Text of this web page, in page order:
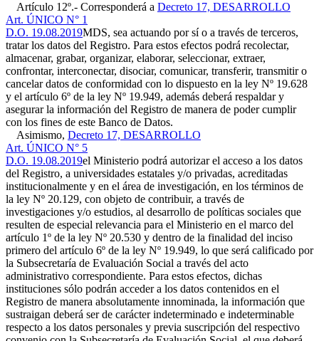
Artículo 12º.- Corresponderá a Decreto 17, DESARROLLO
Art. ÚNICO N° 1
D.O. 19.08.2019MDS, sea actuando por sí o a través de terceros,
tratar los datos del Registro. Para estos efectos podrá recolectar,
almacenar, grabar, organizar, elaborar, seleccionar, extraer,
confrontar, interconectar, disociar, comunicar, transferir, transmitir o
cancelar datos de conformidad con lo dispuesto en la ley Nº 19.628
y el artículo 6º de la ley Nº 19.949, además deberá respaldar y
asegurar la información del Registro de manera de poder cumplir
con los fines de este Banco de Datos.
Asimismo, Decreto 17, DESARROLLO
Art. ÚNICO N° 5
D.O. 19.08.2019el Ministerio podrá autorizar el acceso a los datos
del Registro, a universidades estatales y/o privadas, acreditadas
institucionalmente y en el área de investigación, en los términos de
la ley Nº 20.129, con objeto de contribuir, a través de
investigaciones y/o estudios, al desarrollo de políticas sociales que
resulten de especial relevancia para el Ministerio en el marco del
artículo 1º de la ley Nº 20.530 y dentro de la finalidad del inciso
primero del artículo 6º de la ley Nº 19.949, lo que será calificado por
la Subsecretaría de Evaluación Social a través del acto
administrativo correspondiente. Para estos efectos, dichas
instituciones sólo podrán acceder a los datos contenidos en el
Registro de manera absolutamente innominada, la información que
sustraigan deberá ser de carácter indeterminado e indeterminable
respecto a los datos personales y previa suscripción del respectivo